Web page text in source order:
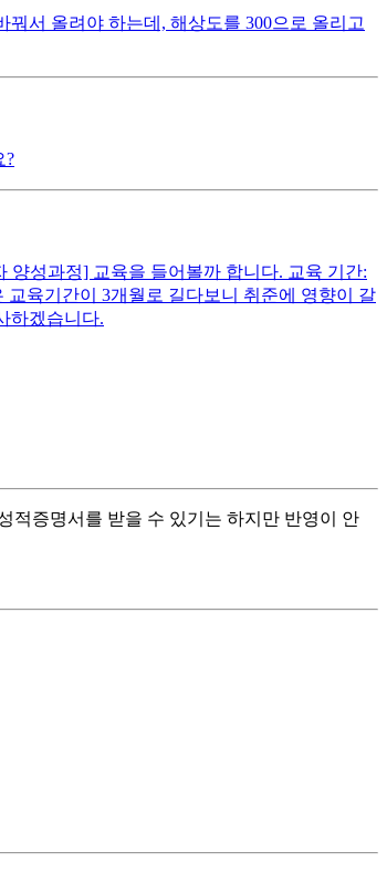
서 올려야 하는데, 해상도를 300으로 올리고
?
양성과정] 교육을 들어볼까 합니다. 교육 기간:
교육기간이 3개월로 길다보니 취준에 영향이 갈
하겠습니다.
적증명서를 받을 수 있기는 하지만 반영이 안